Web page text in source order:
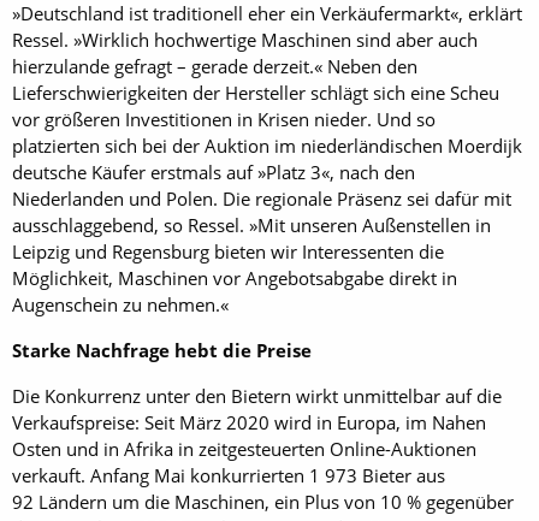
»Deutschland ist traditionell eher ein Verkäufermarkt«, erklärt
Ressel. »Wirklich hochwertige Maschinen sind aber auch
hierzulande gefragt – gerade derzeit.« Neben den
Lieferschwierigkeiten der Hersteller schlägt sich eine Scheu
vor größeren Investitionen in Krisen nieder. Und so
platzierten sich bei der Auktion im niederländischen Moerdijk
deutsche Käufer erstmals auf »Platz 3«, nach den
Niederlanden und Polen. Die regionale Präsenz sei dafür mit
ausschlaggebend, so Ressel. »Mit unseren Außenstellen in
Leipzig und Regensburg bieten wir Interessenten die
Möglichkeit, Maschinen vor Angebotsabgabe direkt in
Augenschein zu nehmen.«
Starke Nachfrage hebt die Preise
Die Konkurrenz unter den Bietern wirkt unmittelbar auf die
Verkaufspreise: Seit März 2020 wird in Europa, im Nahen
Osten und in Afrika in zeitgesteuerten Online-Auktionen
verkauft. Anfang Mai konkurrierten 1 973 Bieter aus
92 Ländern um die Maschinen, ein Plus von 10 % gegenüber